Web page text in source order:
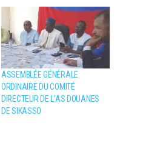
ASSEMBLÉE GÉNÉRALE
ORDINAIRE DU COMITÉ
DIRECTEUR DE L’AS DOUANES
DE SIKASSO